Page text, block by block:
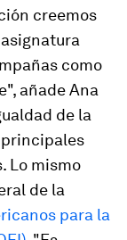
creemos
como
añade Ana
de la
principales
Lo mismo
de la
para la